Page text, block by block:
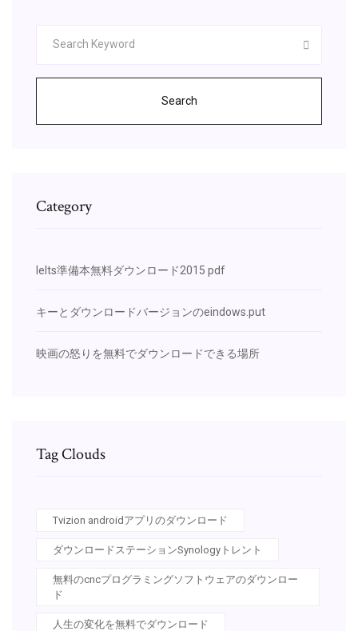
Search
Category
Ielts準備本無料ダウンロード2015 pdf
キーとダウンロードバージョンのeindows.put
映画の怒りを無料でダウンロードできる場所
Tag Clouds
Tvizion androidアプリのダウンロード
ダウンロードステーションSynologyトレント
無料のcncプログラミングソフトウェアのダウンロー
ド
人生の変化を無料でダウンロード